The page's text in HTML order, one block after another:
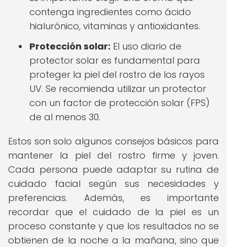
contenga ingredientes como ácido
hialurónico, vitaminas y antioxidantes.
Protección solar: El uso diario de
protector solar es fundamental para
proteger la piel del rostro de los rayos
UV. Se recomienda utilizar un protector
con un factor de protección solar (FPS)
de al menos 30.
Estos son solo algunos consejos básicos para
mantener la piel del rostro firme y joven.
Cada persona puede adaptar su rutina de
cuidado facial según sus necesidades y
preferencias. Además, es importante
recordar que el cuidado de la piel es un
proceso constante y que los resultados no se
obtienen de la noche a la mañana, sino que